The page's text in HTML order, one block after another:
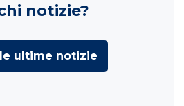
notizie?
ultime notizie